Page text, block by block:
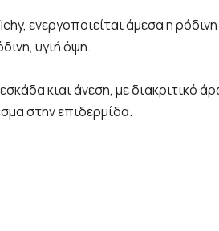
ενεργοποιείται άμεσα η
υγιή όψη.
κιαι άνεση, με διακριτικό
στην επιδερμίδα.